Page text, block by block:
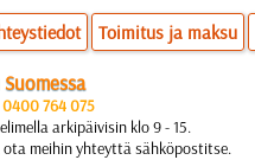
Toimitus ja maksu
764 075
arkipäivisin klo 9 - 15.
ota meihin yhteyttä sähköpostitse.